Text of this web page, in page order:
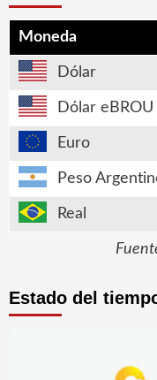
Moneda
Dólar
Dólar eBROU
Euro
Peso
Real
Estado del